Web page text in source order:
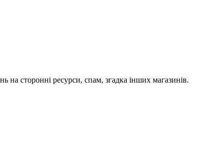
на сторонні ресурси, спам, згадка інших магазинів.